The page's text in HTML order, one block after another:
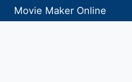
Movie Maker Online